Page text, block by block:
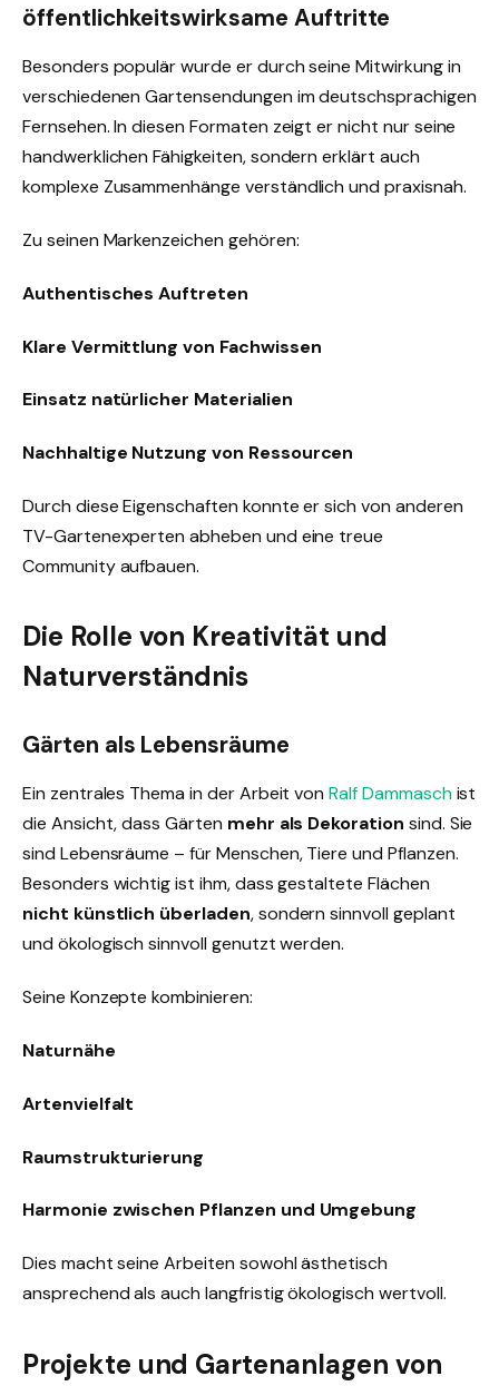
öffentlichkeitswirksame Auftritte
Besonders populär wurde er durch seine Mitwirkung in
verschiedenen Gartensendungen im deutschsprachigen
Fernsehen. In diesen Formaten zeigt er nicht nur seine
handwerklichen Fähigkeiten, sondern erklärt auch
komplexe Zusammenhänge verständlich und praxisnah.
Zu seinen Markenzeichen gehören:
Authentisches Auftreten
Klare Vermittlung von Fachwissen
Einsatz natürlicher Materialien
Nachhaltige Nutzung von Ressourcen
Durch diese Eigenschaften konnte er sich von anderen
TV-Gartenexperten abheben und eine treue
Community aufbauen.
Die Rolle von Kreativität und
Naturverständnis
Gärten als Lebensräume
Ein zentrales Thema in der Arbeit vonRalf Dammaschist
die Ansicht, dass Gärten mehr als Dekoration sind. Sie
sind Lebensräume – für Menschen, Tiere und Pflanzen.
Besonders wichtig ist ihm, dass gestaltete Flächen
nicht künstlich überladen, sondern sinnvoll geplant
und ökologisch sinnvoll genutzt werden.
Seine Konzepte kombinieren:
Naturnähe
Artenvielfalt
Raumstrukturierung
Harmonie zwischen Pflanzen und Umgebung
Dies macht seine Arbeiten sowohl ästhetisch
ansprechend als auch langfristig ökologisch wertvoll.
Projekte und Gartenanlagen von